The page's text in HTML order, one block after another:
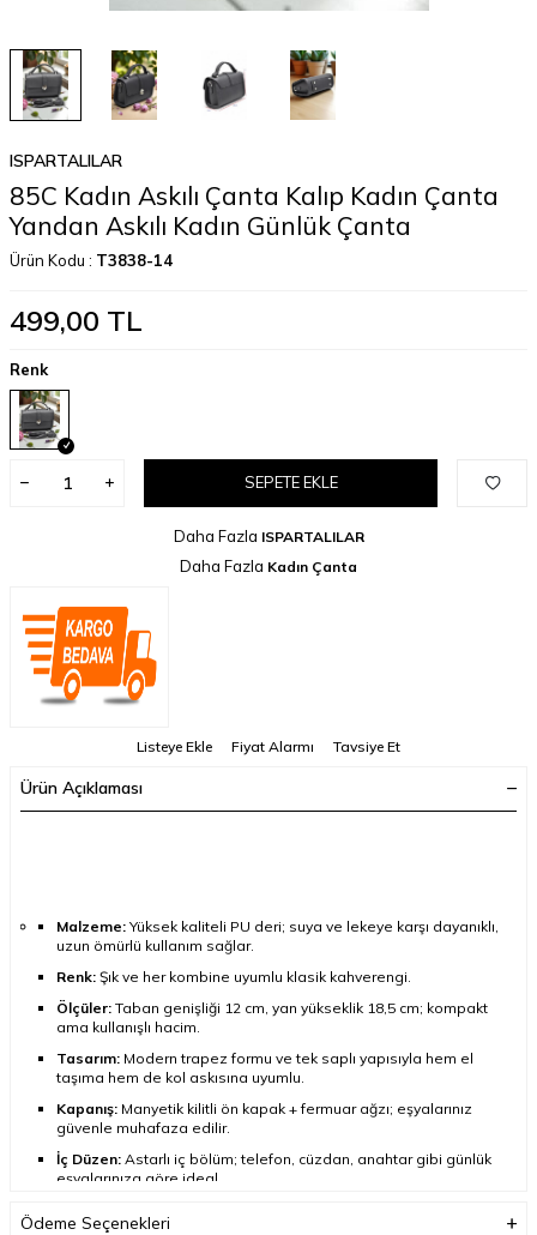
ISPARTALILAR
85C Kadın Askılı Çanta Kalıp Kadın Çanta
Yandan Askılı Kadın Günlük Çanta
Ürün Kodu : T3838-14
499,00 TL
Renk
SEPETE EKLE
Daha Fazla ISPARTALILAR
Daha Fazla Kadın Çanta
Listeye Ekle Fiyat Alarmı Tavsiye Et
Ürün Açıklaması
Malzeme: Yüksek kaliteli PU deri; suya ve lekeye karşı dayanıklı,
uzun ömürlü kullanım sağlar.
Renk: Şık ve her kombine uyumlu klasik kahverengi.
Ölçüler: Taban genişliği 12 cm, yan yükseklik 18,5 cm; kompakt
ama kullanışlı hacim.
Tasarım: Modern trapez formu ve tek saplı yapısıyla hem el
taşıma hem de kol askısına uyumlu.
Kapanış: Manyetik kilitli ön kapak + fermuar ağzı; eşyalarınız
güvenle muhafaza edilir.
İç Düzen: Astarlı iç bölüm; telefon, cüzdan, anahtar gibi günlük
eşyalarınıza göre ideal.
zarif ve kaliteli bir dokunuş katar.
Ödeme Seçenekleri